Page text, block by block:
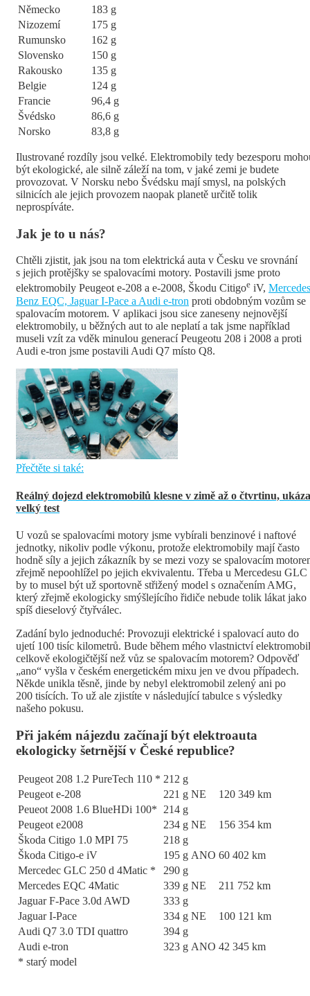
Německo
183 g
Nizozemí
175 g
Rumunsko
162 g
Slovensko
150 g
Rakousko
135 g
Belgie
124 g
Francie
96,4 g
Švédsko
86,6 g
Norsko
83,8 g
Ilustrované rozdíly jsou velké. Elektromobily tedy bezesporu
být ekologické, ale silně záleží na tom, v jaké zemi je budete
provozovat. V Norsku nebo Švédsku mají smysl, na polských
silnicích ale jejich provozem naopak planetě určitě tolik
neprospíváte.
Jak je to u nás?
Chtěli zjistit, jak jsou na tom elektrická auta v Česku ve srovnání
s jejich protějšky se spalovacími motory. Postavili jsme proto
elektromobily Peugeot e-208 a e-2008, Škodu Citigoe iV,
Benz EQC, Jaguar I-Pace a Audi e-tron proti obdobným vozům se
spalovacím motorem. V aplikaci jsou sice zaneseny nejnovější
elektromobily, u běžných aut to ale neplatí a tak jsme například
museli vzít za vděk minulou generací Peugeotu 208 i 2008 a proti
Audi e-tron jsme postavili Audi Q7 místo Q8.
Přečtěte si také:
Reálný dojezd elektromobilů klesne v zimě až o čtvrtinu,
velký test
U vozů se spalovacími motory jsme vybírali benzinové i naftové
jednotky, nikoliv podle výkonu, protože elektromobily mají často
hodně síly a jejich zákazník by se mezi vozy se spalovacím
zřejmě nepoohlížel po jejich ekvivalentu. Třeba u Mercedesu GLC
by to musel být už sportovně střižený model s označením AMG,
který zřejmě ekologicky smýšlejícího řidiče nebude tolik lákat jako
spíš dieselový čtyřválec.
Zadání bylo jednoduché: Provozuji elektrické i spalovací auto do
ujetí 100 tisíc kilometrů. Bude během mého vlastnictví elektromobil
celkově ekologičtější než vůz se spalovacím motorem? Odpověď
„ano“ vyšla v českém energetickém mixu jen ve dvou případech.
Někde unikla těsně, jinde by nebyl elektromobil zelený ani po
200 tisících. To už ale zjistíte v následující tabulce s výsledky
našeho pokusu.
Při jakém nájezdu začínají být elektroauta
ekologicky šetrnější v České republice?
Peugeot 208 1.2 PureTech 110 * 212 g
Peugeot e-208
221 g NE
120 349 km
Peueot 2008 1.6 BlueHDi 100*
214 g
Peugeot e2008
234 g NE
156 354 km
Škoda Citigo 1.0 MPI 75
218 g
Škoda Citigo-e iV
195 g ANO 60 402 km
Mercedec GLC 250 d 4Matic *
290 g
Mercedes EQC 4Matic
339 g NE
211 752 km
Jaguar F-Pace 3.0d AWD
333 g
Jaguar I-Pace
334 g NE
100 121 km
Audi Q7 3.0 TDI quattro
394 g
Audi e-tron
323 g ANO 42 345 km
* starý model